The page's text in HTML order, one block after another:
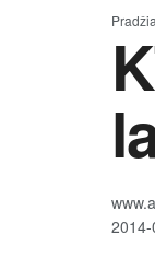
Pradžia